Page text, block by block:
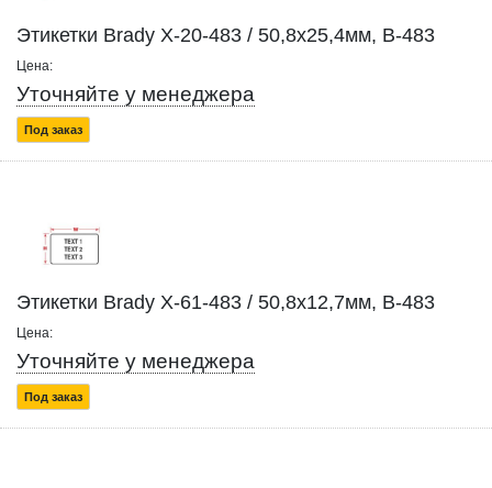
Этикетки Brady X-20-483 / 50,8x25,4мм, B-483
Цена:
Уточняйте у менеджера
Под заказ
Этикетки Brady X-61-483 / 50,8x12,7мм, B-483
Цена:
Уточняйте у менеджера
Под заказ